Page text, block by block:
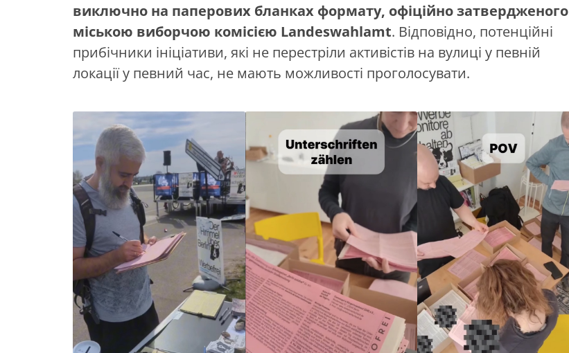
виключно на паперових бланках формату, офіційно затвердженого
міською виборчою комісією Landeswahlamt. Відповідно, потенційні
прибічники ініціативи, які не перестріли активістів на вулиці у певній
локації у певний час, не мають можливості проголосувати.